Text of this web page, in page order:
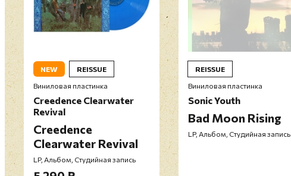
NEW
REISSUE
Виниловая пластинка
Creedence Clearwater
Revival
Creedence
Clearwater Revival
LP, Альбом, Студийная запись
REISSUE
Виниловая пластинка
Sonic Youth
Bad Moon Rising
LP, Альбом, Студийная запись